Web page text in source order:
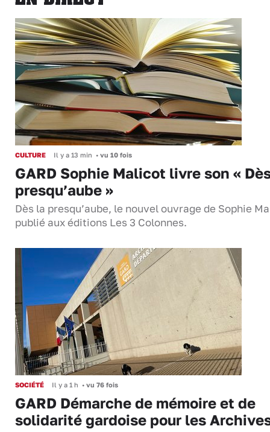
CULTURE Il y a 13 min • vu 10 fois
GARD Sophie Malicot livre son «
presqu’aube »
Dès la presqu’aube, le nouvel ouvrage de Sophie
publié aux éditions Les 3 Colonnes.
SOCIÉTÉ Il y a 1 h • vu 76 fois
GARD Démarche de mémoire et de
solidarité gardoise pour les